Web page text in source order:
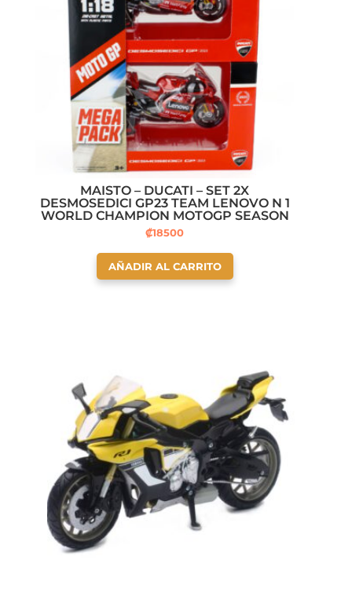
MAISTO – DUCATI – SET 2X
DESMOSEDICI GP23 TEAM LENOVO N 1
WORLD CHAMPION MOTOGP SEASON
2023 FRANCESCO BAGNAIA + N 23
MOTOGP SEASON 2023 ENEA
BASTIANINI
₡18500
AÑADIR AL CARRITO